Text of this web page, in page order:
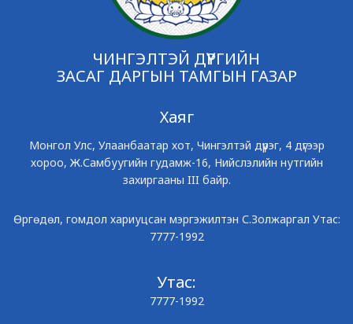
ЧИНГЭЛТЭЙ ДҮҮРГИЙН
ЗАСАГ ДАРГЫН ТАМГЫН ГАЗАР
Хаяг
Монгол Улс, Улаанбаатар хот, Чингэлтэй дүүрэг, 4 дүгээр
хороо, Ж.Самбуугийн гудамж-16, Нийслэлийн нутгийн
захиргааны III байр.
Өргөдөл, гомдол хариуцсан мэргэжилтэн С.Золжаргал Утас:
7777-1992
Утас:
7777-1992